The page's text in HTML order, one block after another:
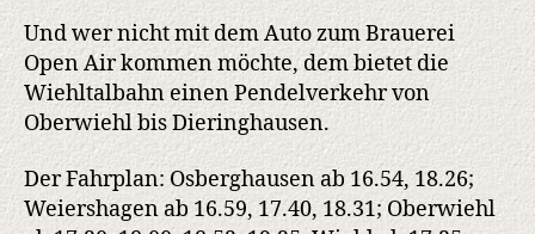
Und wer nicht mit dem Auto zum Brauerei
Open Air kommen möchte, dem bietet die
Wiehltalbahn einen Pendelverkehr von
Oberwiehl bis Dieringhausen.
Der Fahrplan: Osberghausen ab 16.54, 18.26;
Weiershagen ab 16.59, 17.40, 18.31; Oberwiehl